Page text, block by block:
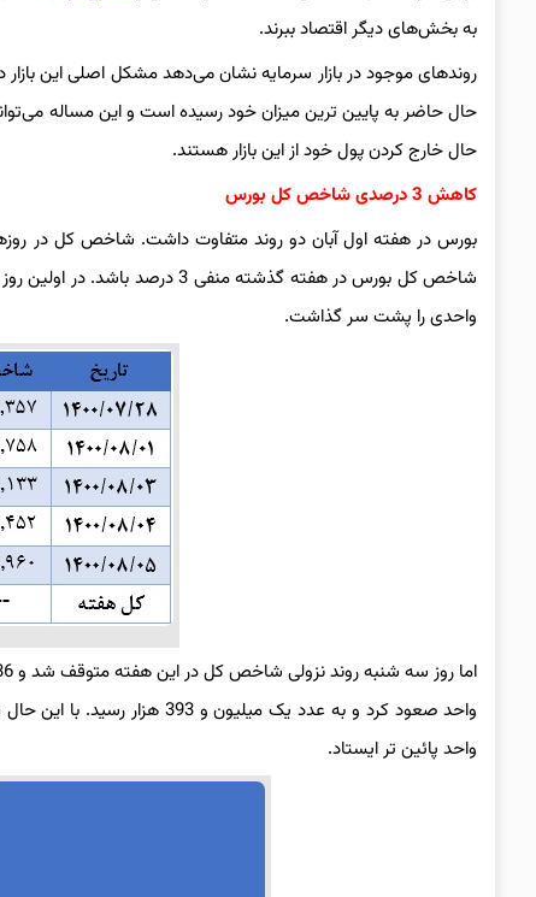
به بخش‌های دیگر اقتصاد ببرند.
روندهای موجود در بازار سرمایه نشان می‌دهد مشکل اصلی این
حال حاضر به پایین ترین میزان خود رسیده است و این مساله می‌تواند
حال خارج کردن پول خود از این بازار هستند.
کاهش 3 درصدی شاخص کل بورس
بورس در هفته اول آبان دو روند متفاوت داشت. شاخص کل در
واحدی را پشت سر گذاشت.
واحد پائین ‌تر ایستاد.